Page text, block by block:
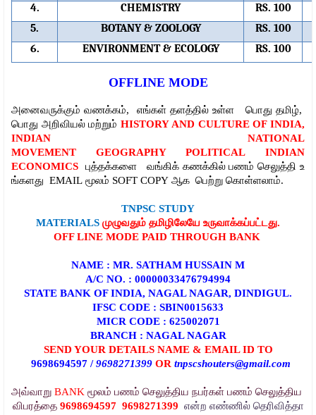
4.
CHEMISTRY
RS. 100
5.
BOTANY & ZOOLOGY
RS. 100
6.
ENVIRONMENT & ECOLOGY RS. 100
OFFLINE MODE
அனைவருக்கும் வணக்கம், எங்கள் தளத்தில் உள்ள பொது தமிழ்,
பொது அறிவியல் மற்றும் HISTORY AND CULTURE OF INDIA,
INDIAN NATIONAL
MOVEMENT
GEOGRAPHY POLITICAL
INDIAN
ECONOMICS
புத்தக்களை வங்கிக் கணக்கில் பணம்செலுத்தி உ
ங்களது EMAIL மூலம் SOFT COPY ஆக பெற்று கொள்ளலாம்.
TNPSC STUDY
MATERIALS முழுவதும் தமிழிலேயே உருவாக்கப்பட்டது.
OFF LINE MODE PAID THROUGH BANK
NAME : MR. SATHAM HUSSAIN M
A/C NO. : 00000033476794994
STATE BANK OF INDIA, NAGAL NAGAR, DINDIGUL.
IFSC CODE : SBIN0015633
MICR CODE : 625002071
BRANCH : NAGAL NAGAR
SEND YOUR DETAILS NAME & EMAIL ID TO
9698694597 / 9698271399 OR tnpscshouters@gmail.com
அவ்வாறு BANK மூலம் பணம் செலுத்திய நபர்கள் பணம் செலுத்திய
விபரத்தை 9698694597 9698271399 என்ற எண்ணில் தெரிவித்தா